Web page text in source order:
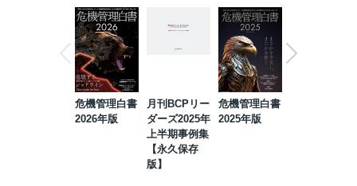
危機管理白書
2026年版
月刊BCPリー
ダーズ2025年
上半期事例集
【永久保存
版】
危機管理白書
2025年版